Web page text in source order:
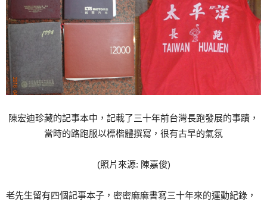
陳宏迪珍藏的記事本中，記載了三十年前台灣長跑發展的事蹟，
當時的路跑服以標楷體撰寫，很有古早的氣氛
(照片來源: 陳嘉俊)
老先生留有四個記事本子，密密麻麻書寫三十年來的運動紀錄，